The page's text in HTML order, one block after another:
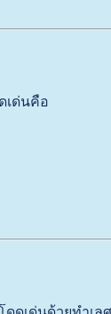
เด่นคือ